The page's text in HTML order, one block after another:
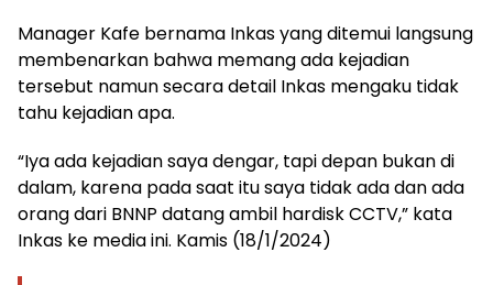
Manager Kafe bernama Inkas yang ditemui langsung
membenarkan bahwa memang ada kejadian
tersebut namun secara detail Inkas mengaku tidak
tahu kejadian apa.
“Iya ada kejadian saya dengar, tapi depan bukan di
dalam, karena pada saat itu saya tidak ada dan ada
orang dari BNNP datang ambil hardisk CCTV,” kata
Inkas ke media ini. Kamis (18/1/2024)